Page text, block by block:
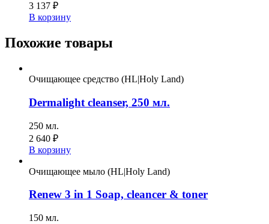
3 137 ₽
В корзину
Похожие товары
Очищающее средство (HL|Holy Land)
Dermalight cleanser, 250 мл.
250 мл.
2 640 ₽
В корзину
Очищающее мыло (HL|Holy Land)
Renew 3 in 1 Soap, cleancer & toner
150 мл.